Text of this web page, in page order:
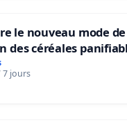
le nouveau mode de
des céréales
sur la teneur en
7 jours